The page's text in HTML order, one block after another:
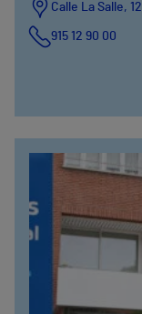
Calle La Salle, 12
915 12 90 00